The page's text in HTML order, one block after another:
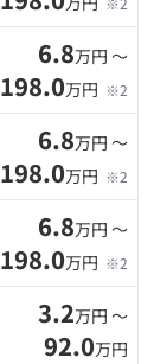
6.8万円 〜
198.0万円 ※2
6.8万円 〜
198.0万円 ※2
6.8万円 〜
198.0万円 ※2
3.2万円 〜
92.0万円